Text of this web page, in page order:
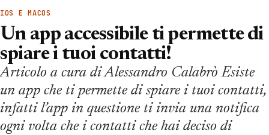
IOS E MACOS
Un app accessibile ti permette di
spiare i tuoi contatti!
Articolo a cura di Alessandro Calabrò Esiste
un app che ti permette di spiare i tuoi contatti,
infatti l’app in questione ti invia una notifica
ogni volta che i contatti che hai deciso di